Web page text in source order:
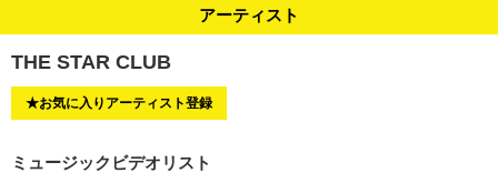
アーティスト
THE STAR CLUB
★お気に入りアーティスト登録
ミュージックビデオリスト